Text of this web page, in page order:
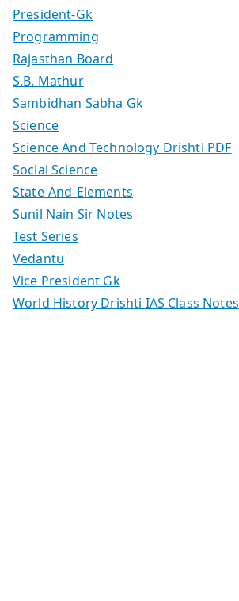
President-Gk
Programming
Rajasthan Board
S.B. Mathur
Sambidhan Sabha Gk
Science
Science And Technology Drishti PDF
Social Science
State-And-Elements
Sunil Nain Sir Notes
Test Series
Vedantu
Vice President Gk
World History Drishti IAS Class Notes